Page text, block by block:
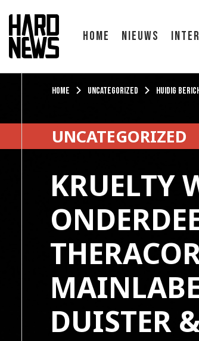
Home Nieuws
Home uncategorized Huidig
UNCATEGORIZED
KRUELTY
DUISTER